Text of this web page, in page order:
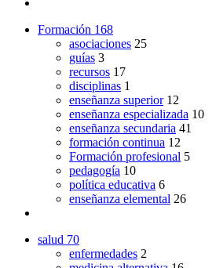
Formación 168
asociaciones 25
guías 3
recursos 17
disciplinas 1
enseñanza superior 12
enseñanza especializada 10
enseñanza secundaria 41
formación continua 12
Formación profesional 5
pedagogía 10
política educativa 6
enseñanza elemental 26
salud 70
enfermedades 2